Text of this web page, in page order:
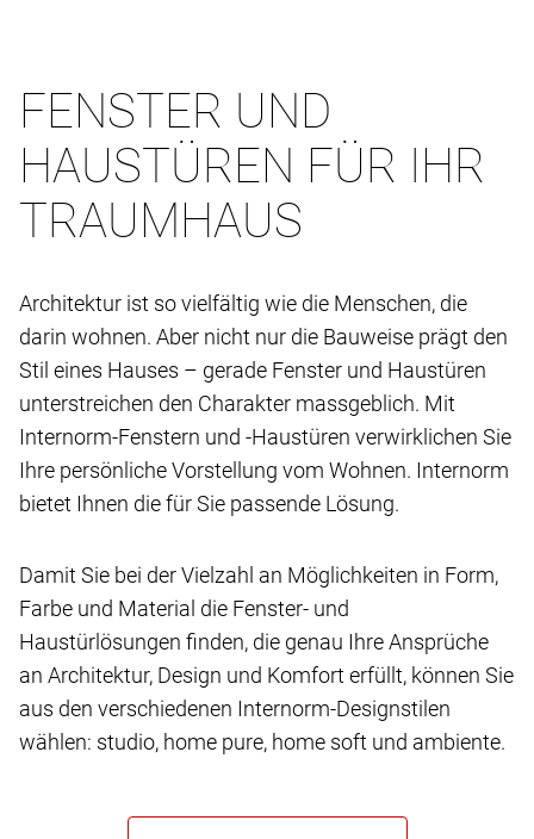
FENSTER UND
HAUSTÜREN FÜR IHR
TRAUMHAUS
Architektur ist so vielfältig wie die Menschen, die
darin wohnen. Aber nicht nur die Bauweise prägt den
Stil eines Hauses – gerade Fenster und Haustüren
unterstreichen den Charakter massgeblich. Mit
Internorm-Fenstern und -Haustüren verwirklichen Sie
Ihre persönliche Vorstellung vom Wohnen. Internorm
bietet Ihnen die für Sie passende Lösung.
Damit Sie bei der Vielzahl an Möglichkeiten in Form,
Farbe und Material die Fenster- und
Haustürlösungen finden, die genau Ihre Ansprüche
an Architektur, Design und Komfort erfüllt, können Sie
aus den verschiedenen Internorm-Designstilen
wählen: studio, home pure, home soft und ambiente.